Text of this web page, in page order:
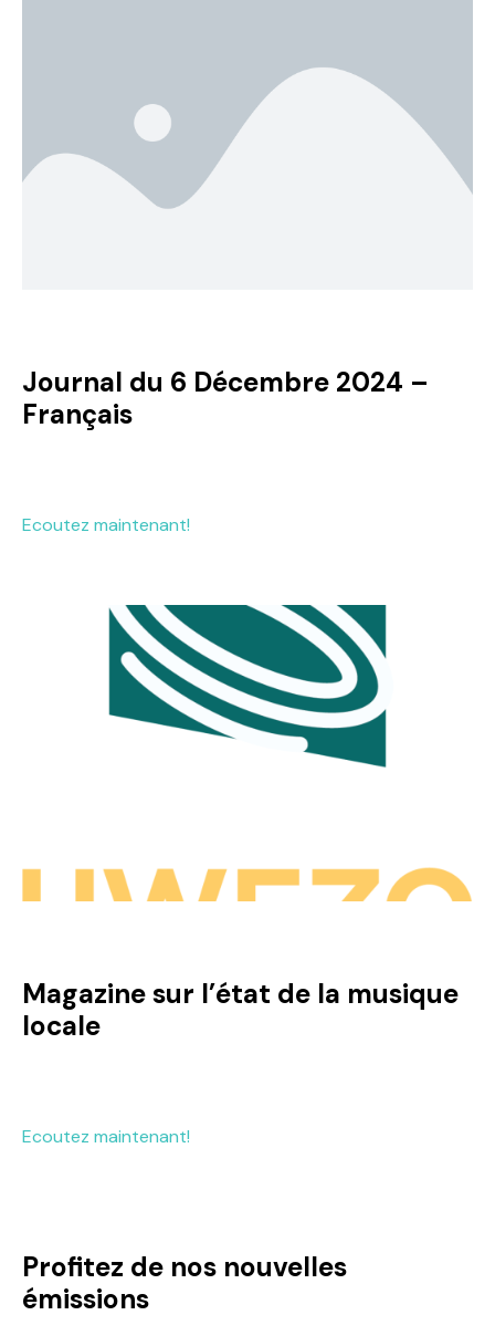
Journal du 6 Décembre 2024 –
Français
Ecoutez maintenant!
Magazine sur l’état de la musique
locale
Ecoutez maintenant!
Profitez de nos nouvelles
émissions